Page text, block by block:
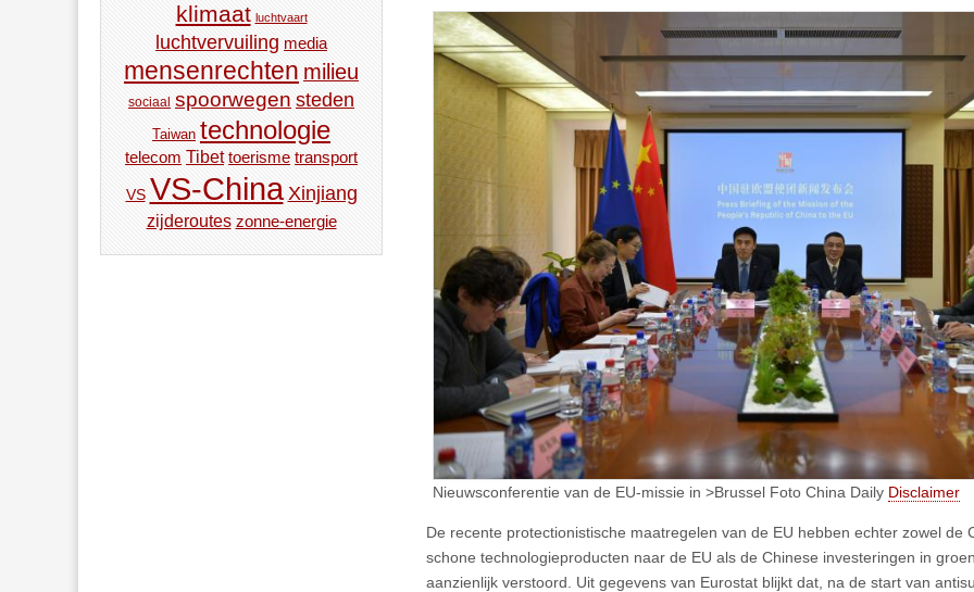
Nieuwsconferentie van de EU-missie in >Brussel Foto China Daily Disclaimer
De recente protectionistische maatregelen van de EU hebben echter zowel de
schone technologieproducten naar de EU als de Chinese investeringen in
aanzienlijk verstoord. Uit gegevens van Eurostat blijkt dat, na de start van
klimaat luchtvaart
luchtvervuiling media
mensenrechten milieu
sociaal spoorwegen steden
Taiwan technologie
telecom Tibet toerisme transport
VS VS-China Xinjiang
zijderoutes zonne-energie